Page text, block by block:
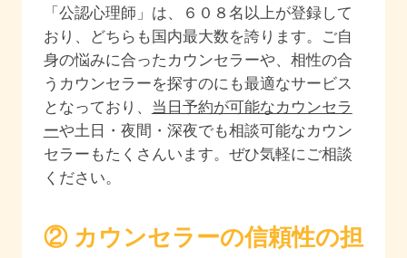
「公認心理師」は、
６０８ 名以上が登録して
おり、どちらも国内最大数を誇ります。ご自
身の悩みに合ったカウンセラーや、相性の合
うカウンセラーを探すのにも最適なサービス
となっており、 当日予約が可能なカウンセラ
ーや土日・夜間・深夜でも相談可能なカウン
セラーもたくさんいます。ぜひ気軽にご相談
ください。
② カウンセラーの信頼性の担